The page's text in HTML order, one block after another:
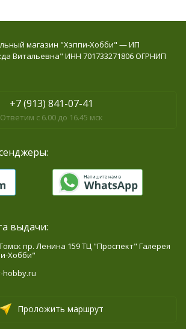
магазин "Хэппи-Хобби" — ИП
Витальевна" ИНН 701733271806 ОГРНИП
+7 (913) 841-07-41
Ответим с 6.00 до 16.45 мск
выдачи:
Томск пр. Ленина 159 ТЦ "Проспект" Галерея
Хобби"
hobby.ru
Проложить маршрут